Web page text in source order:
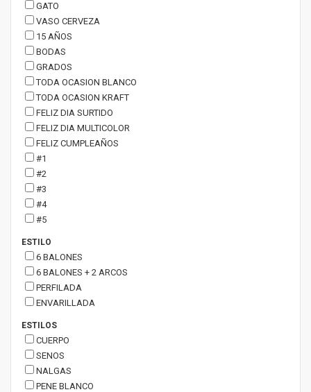
GATO
VASO CERVEZA
15 AÑOS
BODAS
GRADOS
TODA OCASION BLANCO
TODA OCASION KRAFT
FELIZ DIA SURTIDO
FELIZ DIA MULTICOLOR
FELIZ CUMPLEAÑOS
#1
#2
#3
#4
#5
ESTILO
6 BALONES
6 BALONES + 2 ARCOS
PERFILADA
ENVARILLADA
ESTILOS
CUERPO
SENOS
NALGAS
PENE BLANCO